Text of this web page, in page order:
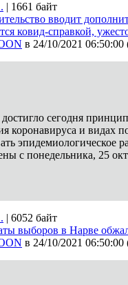
| 1661 байт
вводит
ковид-справкой,
в 24/10/2021 06:50:00
сегодня
коронавируса и видах
эпидемиологическое
с понедельника, 25
| 6052 байт
выборов в Нарве
в 24/10/2021 06:50:00